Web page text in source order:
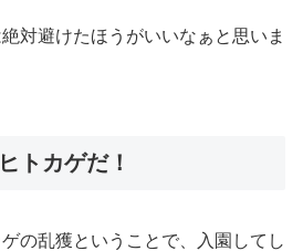
対避けたほうがいいなぁと思いま
トカゲだ！
の乱獲ということで、入園してし